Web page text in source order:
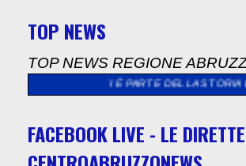
TOP NEWS
TOP NEWS REGIONE
È PARTE DELLA STORIA E
FACEBOOK LIVE - LE